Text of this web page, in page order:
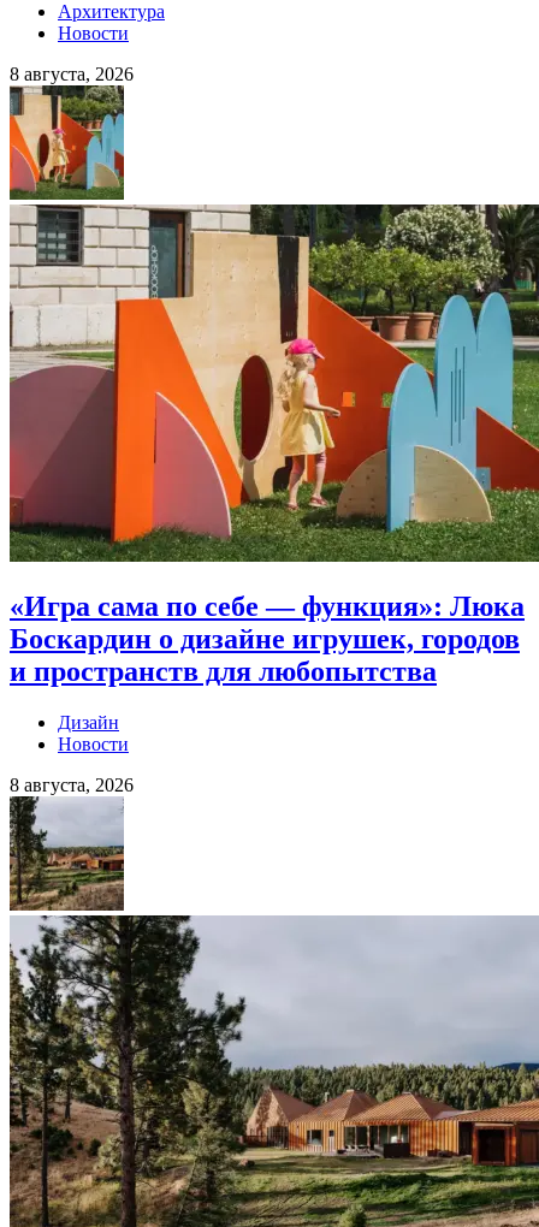
Архитектура
Новости
8 августа, 2026
«Игра сама по себе — функция»: Люка
Боскардин о дизайне игрушек, городов
и пространств для любопытства
Дизайн
Новости
8 августа, 2026